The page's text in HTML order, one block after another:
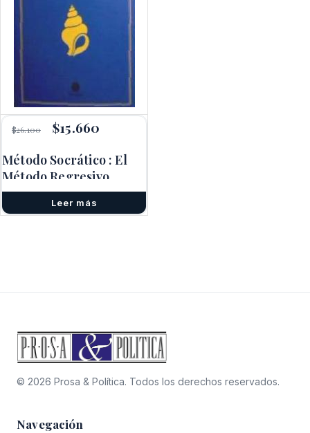
$26.100
El
precio
era:
$26.100.
$15.660
es:
$15.660.
Método Socrático : El
Método Regresivo
Leer más
© 2026 Prosa & Política. Todos los derechos reservados.
Navegación